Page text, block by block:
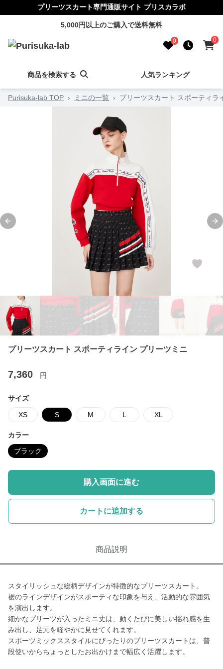
プリーツスカート専門通販サイト プリスカラボ
5,000円以上のご購入で送料無料
0 0
商品を検索する 人気ランキング
Purisuka-lab TOP › ミニの一覧 › プリーツスカート スポーティラ
Previous slide
プリーツスカート スポーティライン プリーツミニ
7,360 円
サイズ
XS S M L XL
カラー
ブラック
購入画面に進む
カートに追加する
商品説明
スタイリッシュな総柄デザインが特徴的なプリーツスカート。
裾のラインデザインがスポーティな印象を与え、活動的な雰囲気
を演出します。
細かなプリーツが入ったミニ丈は、動くたびに美しい揺れ感を生
み出し、足元を軽やかに見せてくれます。
スポーツミックススタイルにぴったりのプリーツスカートは、普
段使いからちょっとしたお出かけまで幅広く活躍します。